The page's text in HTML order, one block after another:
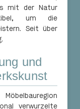
mit der Natur
um die
Seit über
und
verwurzelte